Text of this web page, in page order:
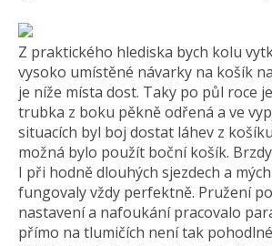
Z praktického hlediska bych kolu
vysoko umístěné návarky na košík
je níže místa dost. Taky po půl roce
trubka z boku pěkně odřená a ve
situacích byl boj dostat láhev z
možná bylo použít boční košík.
I při hodně dlouhých sjezdech a
fungovaly vždy perfektně. Pružení
nastavení a nafoukání pracovalo
přímo na tlumičích není tak